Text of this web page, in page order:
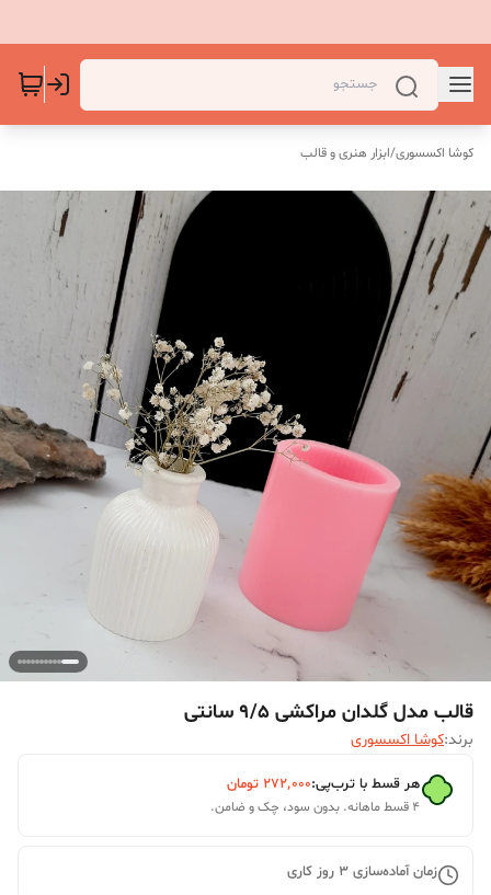
کوشا اکسسوری/ابزار هنری و قالب
قالب مدل گلدان مراکشی 9/5 سانتی
برند:کوشا اکسسوری
هر قسط با ترب‌پی:۲۷۲٬۰۰۰ تومان
۴ قسط ماهانه. بدون سود، چک و ضامن.
زمان آماده‌سازی 3 روز کاری